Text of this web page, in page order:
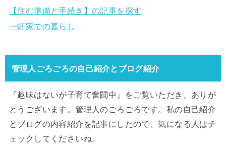
【住む準備と手続き】の記事を探す
一軒家での暮らし
管理人ごろごろの自己紹介とブログ紹介
『趣味はないが子育て奮闘中』をご覧いただき、ありが
とうございます。管理人のごろごろです。私の自己紹介
とブログの内容紹介を記事にしたので、気になる人はチ
ェックしてくださいね。